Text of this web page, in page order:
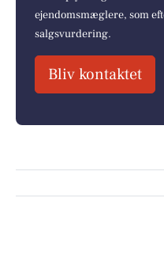
ejendomsmæglere, som
salgsvurdering.
Bliv kontaktet